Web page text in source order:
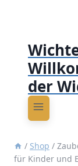
der
/ Shop /
für Kinder und